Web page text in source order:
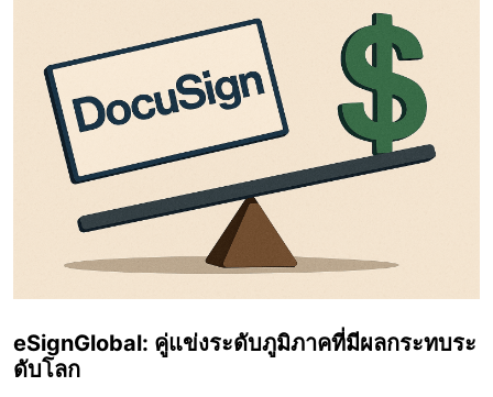
eSignGlobal: คู่แข่งระดับภูมิภาคที่มีผลกระทบระ
ดับโลก